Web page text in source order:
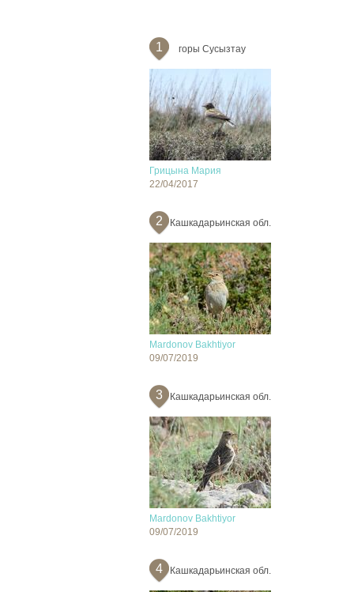
1 горы Сусызтау
Грицына Мария
22/04/2017
2 Кашкадарьинская обл.
Mardonov Bakhtiyor
09/07/2019
3 Кашкадарьинская обл.
Mardonov Bakhtiyor
09/07/2019
4 Кашкадарьинская обл.